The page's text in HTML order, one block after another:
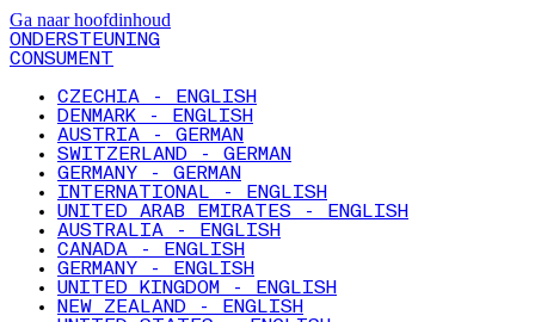
Ga naar hoofdinhoud
ONDERSTEUNING
CONSUMENT
CZECHIA - ENGLISH
DENMARK - ENGLISH
AUSTRIA - GERMAN
SWITZERLAND - GERMAN
GERMANY - GERMAN
INTERNATIONAL - ENGLISH
UNITED ARAB EMIRATES - ENGLISH
AUSTRALIA - ENGLISH
CANADA - ENGLISH
GERMANY - ENGLISH
UNITED KINGDOM - ENGLISH
NEW ZEALAND - ENGLISH